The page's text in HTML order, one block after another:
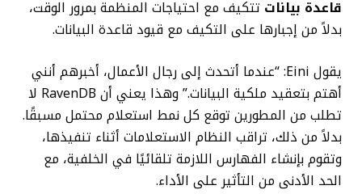
قاعدة بيانات تتكيف مع احتياجات المنظمة بمرور الوقت،
بدلاً من إجبارها على التكيف مع قيود قاعدة البيانات.
يقول Eini: “عندما أتحدث إلى رجال الأعمال، أخبرهم أنني
أهتم بتعقيد ملكية البيانات.” وهذا يعني أن RavenDB لا
تطلب من المطورين توقع كل نمط استعلام محتمل مسبقًا.
بدلاً من ذلك، تراقب النظام الاستعلامات أثناء تنفيذها،
وتقوم بإنشاء الفهارس اللازمة تلقائيًا في الخلفية، مع
الحد الأدنى من التأثير على الأداء.